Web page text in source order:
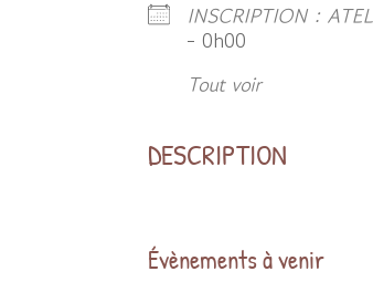
INSCRIPTION :
- 0h00
Tout voir
DESCRIPTION
Évènements à venir